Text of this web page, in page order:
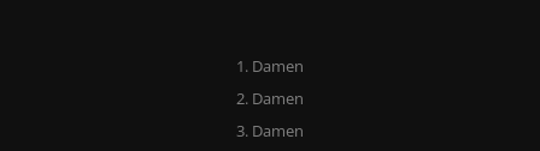
1. Damen
2. Damen
3. Damen